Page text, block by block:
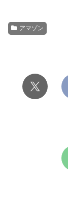
アマゾン